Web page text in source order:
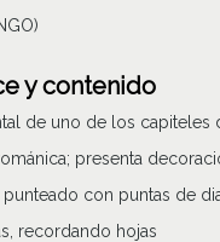
y contenido
de uno de los capiteles
presenta
punteado con puntas de
recordando hojas